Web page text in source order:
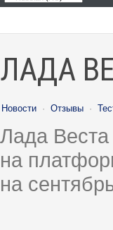
ЛАДА
Новости · Отзывы ·
Лада
на
на